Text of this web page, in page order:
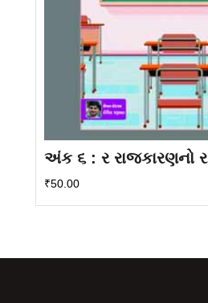
અંક ૬ : ર રાજકારણનો ર
₹50.00